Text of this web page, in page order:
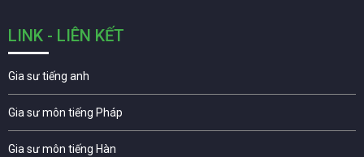
LINK - LIÊN KẾT
Gia sư tiếng anh
Gia sư môn tiếng Pháp
Gia sư môn tiếng Hàn